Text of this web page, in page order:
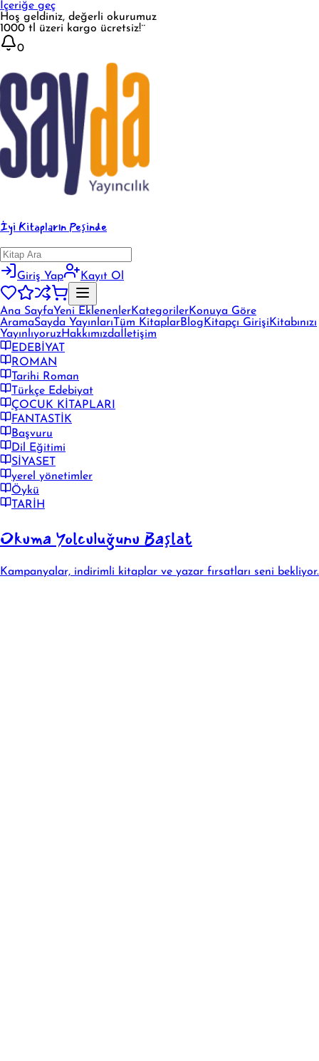
İçeriğe geç
Hoş geldiniz, değerli okurumuz
1000 tl üzeri kargo ücretsiz!¨
0
İyi Kitapların Peşinde
Giriş Yap Kayıt Ol
Ana SayfaYeni EklenenlerKategorilerKonuya Göre
AramaSayda Yayınları Tüm KitaplarBlog Kitapçı Girişi Kitabınızı
YayınlıyoruzHakkımızda İletişim
EDEBİYAT
ROMAN
Tarihi Roman
Türkçe Edebiyat
ÇOCUK KİTAPLARI
FANTASTİK
Başvuru
Dil Eğitimi
SİYASET
yerel yönetimler
Öykü
TARİH
Okuma Yolculuğunu Başlat
Kampanyalar, indirimli kitaplar ve yazar fırsatları seni bekliyor.